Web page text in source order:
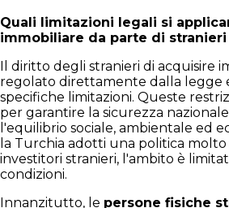
Quali limitazioni legali si
immobiliare da parte di stranieri
Il diritto degli stranieri di acquisire
regolato direttamente dalla legge
specifiche limitazioni. Queste
per garantire la sicurezza
l'equilibrio sociale, ambientale ed
la Turchia adotti una politica
investitori stranieri, l'ambito è
condizioni.
Innanzitutto, le persone fisiche